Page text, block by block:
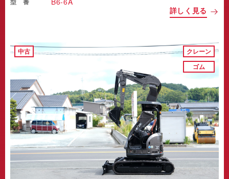
詳しく見る
中古
クレーン
ゴム